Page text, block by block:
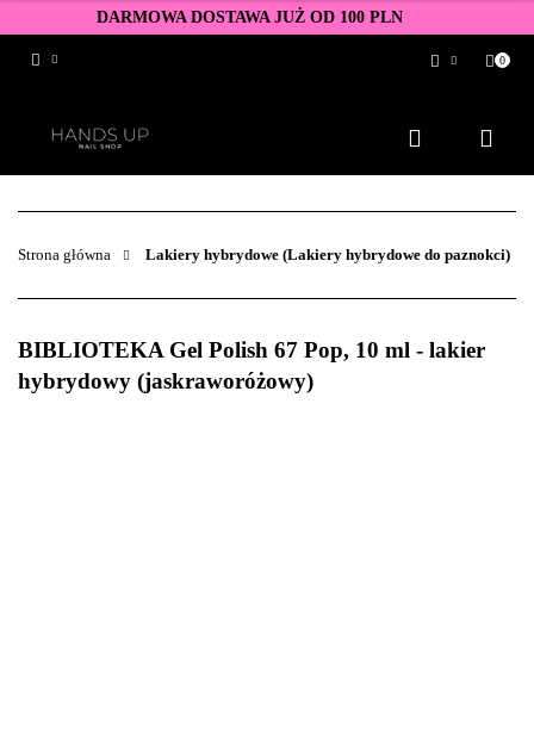
DARMOWA DOSTAWA JUŻ OD 100 PLN
Zarejestruj się
Dodaj zgłoszenie
Zgody cookies
0
Strona główna Lakiery hybrydowe (Lakiery hybrydowe do paznokci)
BIBLIOTEKA Gel Polish 67 Pop, 10 ml - lakier
hybrydowy (jaskraworóżowy)